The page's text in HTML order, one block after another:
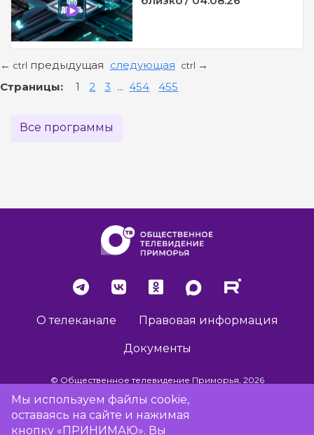
← ctrl предыдущая следующая ctrl →
Страницы: 1 2 3 ... 454 455
Все программы
О телеканале Правовая информация
Документы
© Общественное телевидение Приморья, 2026
Разработка сайта -
Мы используем файлы cookie,
оставаясь на сайте и нажимая
кнопку «ПРИНИМАЮ». Вы